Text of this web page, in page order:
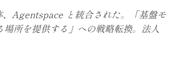
Agentspace と統合された。「基盤モ
所を提供する」への戦略転換。法人